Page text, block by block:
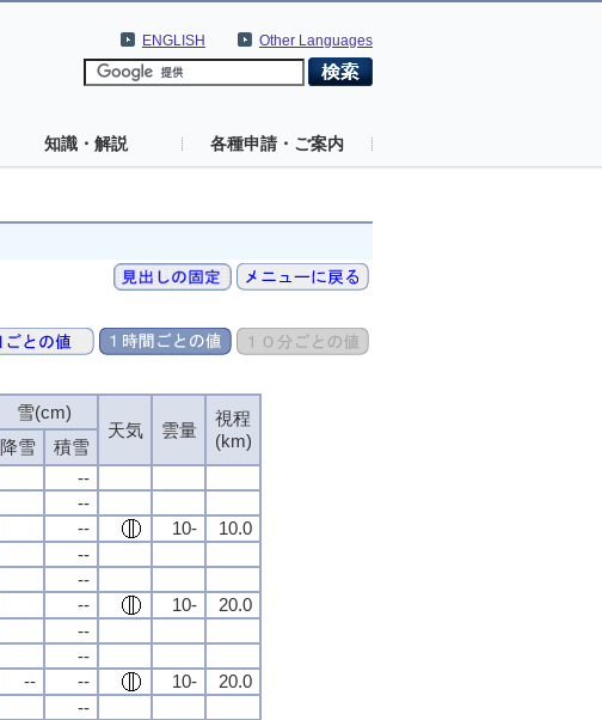
Other Languages
ENGLISH
知識・解説 各種申請・ご案内
雪(cm)
天気
雲量
視程
(km)
降雪
積雪
--
--
-- 10-
10.0
--
--
-- 10-
20.0
--
--
-- -- 10-
20.0
--